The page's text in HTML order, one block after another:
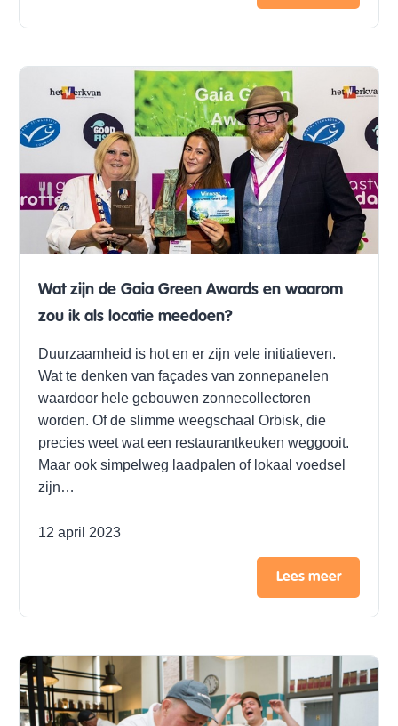
Wat zijn de Gaia Green Awards en waarom
zou ik als locatie meedoen?
Duurzaamheid is hot en er zijn vele initiatieven.
Wat te denken van façades van zonnepanelen
waardoor hele gebouwen zonnecollectoren
worden. Of de slimme weegschaal Orbisk, die
precies weet wat een restaurantkeuken weggooit.
Maar ook simpelweg laadpalen of lokaal voedsel
zijn…
12 april 2023
Lees meer